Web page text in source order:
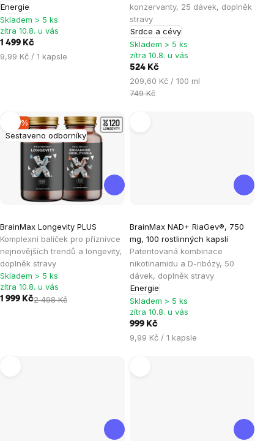
Energie
5,0
z
5
hvězdiček.
Skladem > 5 ks
zítra 10.8. u vás
1 499 Kč
Měrná
9,99 Kč / 1 kapsle
konzervanty, 25 dávek, doplněk
stravy
Srdce a cévy
0,0
z
5
hvězdiček.
Skladem > 5 ks
zítra 10.8. u vás
524 Kč
Měrná
cena:
209,60 Kč / 100 ml
749 Kč
Sestaveno odborníky
–19 %
BrainMax Longevity PLUS
Komplexní balíček pro příznivce
nejnovějších trendů a longevity,
doplněk stravy
Skladem > 5 ks
zítra 10.8. u vás
1 999 Kč2 498 Kč
BrainMax NAD+ RiaGev®, 750
mg, 100 rostlinných kapslí
Patentovaná kombinace
nikotinamidu a D-ribózy, 50
dávek, doplněk stravy
Energie
hodnocení
produktu
je
4,8
z
5
hvězdiček.
Skladem > 5 ks
zítra 10.8. u vás
999 Kč
Měrná
9,99 Kč / 1 kapsle